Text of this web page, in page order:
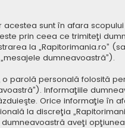
sunt în afara
prin ceea ce trimiteţi
la „Rapitorimania.ro”
dumneavoastră”).
parolă personală folosită
Informaţiile
Orice informaţie în
la discreţia
aveţi